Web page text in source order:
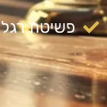
פשיטת רגל